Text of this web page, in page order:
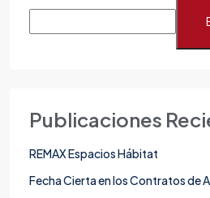
Publicaciones
REMAX Espacios Hábitat
Fecha Cierta en los Contratos de